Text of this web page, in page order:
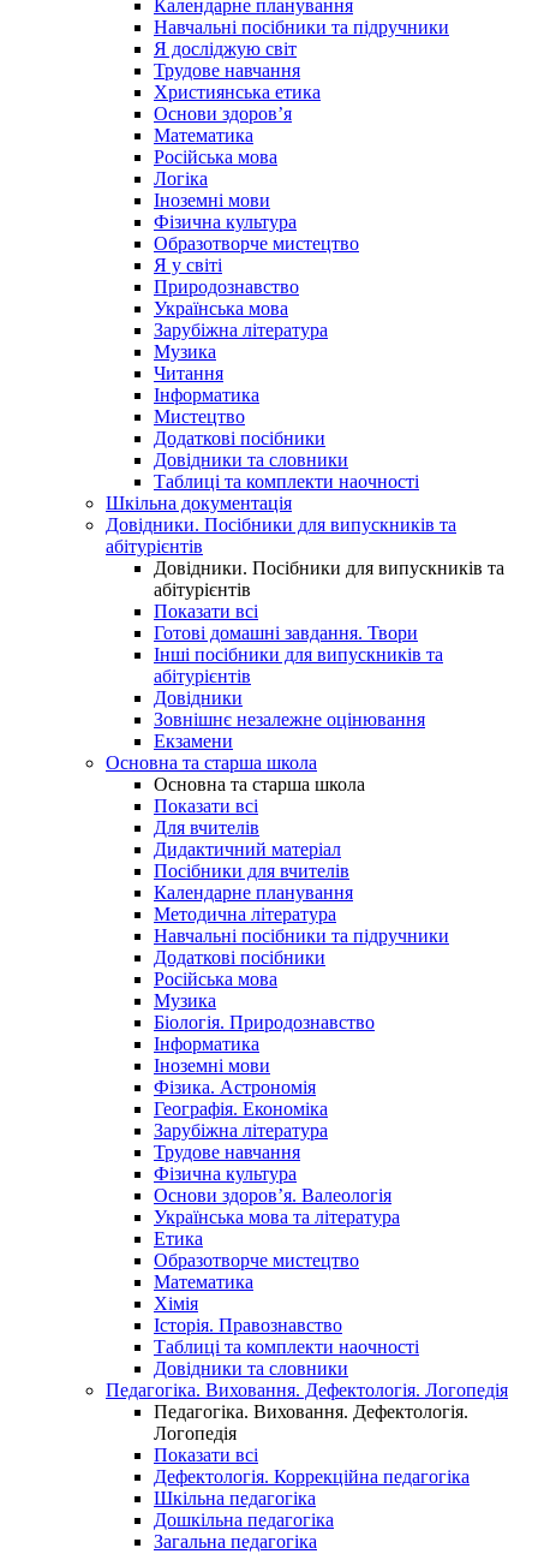
Календарне планування
Навчальні посібники та підручники
Я досліджую світ
Трудове навчання
Християнська етика
Основи здоров’я
Математика
Російська мова
Логіка
Іноземні мови
Фізична культура
Образотворче мистецтво
Я у світі
Природознавство
Українська мова
Зарубіжна література
Музика
Читання
Інформатика
Мистецтво
Додаткові посібники
Довідники та словники
Таблиці та комплекти наочності
Шкільна документація
Довідники. Посібники для випускників та
абітурієнтів
Довідники. Посібники для випускників та
абітурієнтів
Показати всі
Готові домашні завдання. Твори
Інші посібники для випускників та
абітурієнтів
Довідники
Зовнішнє незалежне оцінювання
Екзамени
Основна та старша школа
Основна та старша школа
Показати всі
Для вчителів
Дидактичний матеріал
Посібники для вчителів
Календарне планування
Методична література
Навчальні посібники та підручники
Додаткові посібники
Російська мова
Музика
Біологія. Природознавство
Інформатика
Іноземні мови
Фізика. Астрономія
Географія. Економіка
Зарубіжна література
Трудове навчання
Фізична культура
Основи здоров’я. Валеологія
Українська мова та література
Етика
Образотворче мистецтво
Математика
Хімія
Історія. Правознавство
Таблиці та комплекти наочності
Довідники та словники
Педагогіка. Виховання. Дефектологія. Логопедія
Педагогіка. Виховання. Дефектологія.
Логопедія
Показати всі
Дефектологія. Коррекційна педагогіка
Шкільна педагогіка
Дошкільна педагогіка
Загальна педагогіка